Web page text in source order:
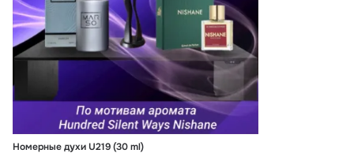
Номерные духи U219 (30 ml)